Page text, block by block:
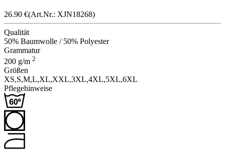
26.90 €(Art.Nr.: XJN18268)
Qualität
50% Baumwolle / 50% Polyester
Grammatur
200 g/m 2
Größen
XS,S,M,L,XL,XXL,3XL,4XL,5XL,6XL
Pflegehinweise